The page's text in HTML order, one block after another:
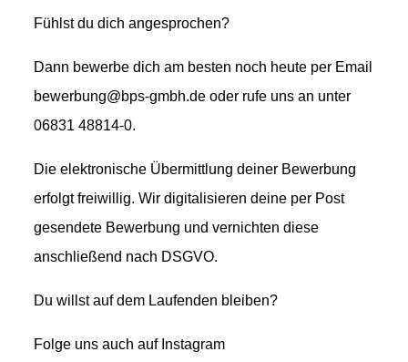
Fühlst du dich angesprochen?
Dann bewerbe dich am besten noch heute per Email
bewerbung@bps-gmbh.de oder rufe uns an unter
06831 48814-0.
Die elektronische Übermittlung deiner Bewerbung
erfolgt freiwillig. Wir digitalisieren deine per Post
gesendete Bewerbung und vernichten diese
anschließend nach DSGVO.
Du willst auf dem Laufenden bleiben?
Folge uns auch auf Instagram